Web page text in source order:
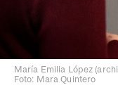
María Emilia López
Foto: Mara Quintero